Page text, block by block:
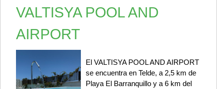
VALTISYA POOL AND
AIRPORT
El VALTISYA POOL AND AIRPORT
se encuentra en Telde, a 2,5 km de
Playa El Barranquillo y a 6 km del